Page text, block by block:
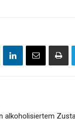
alkoholisiertem